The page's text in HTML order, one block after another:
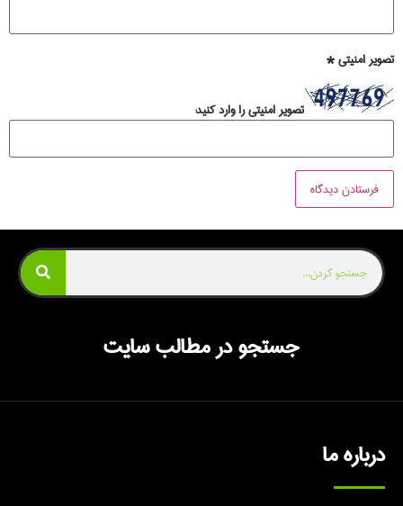
تصویر امنیتی*
تصویر امنیتی را وارد کنید:
جستجو در مطالب سایت
درباره ما